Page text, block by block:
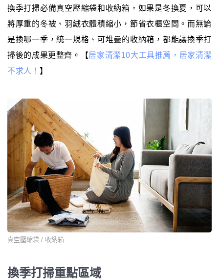
換季打掃必備真空壓縮袋和收納箱，如果是冬換夏，可以
將厚重的冬被、羽絨衣體積縮小，節省衣櫃空間。而無論
是換哪一季，統一規格、可堆疊的收納箱，都能讓換季打
掃後的成果更整齊。【居家清潔10大工具推薦，居家清潔
不求人！ 】
真空壓縮袋 / 收納箱
換季打掃重點區域